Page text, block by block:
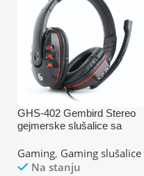
GHS-402 Gembird Stereo
gejmerske slušalice sa
kontrolom 2×3.5mm
Gaming, Gaming slušalice
Na stanju